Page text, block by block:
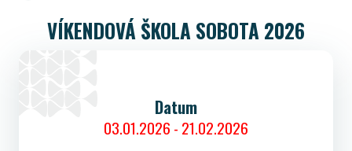
VÍKENDOVÁ ŠKOLA SOBOTA 2026
Datum
03.01.2026 - 21.02.2026